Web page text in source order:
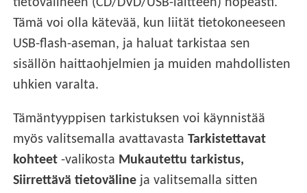
Tämä voi olla kätevää, kun liität tietokoneeseen
USB-flash-aseman, ja haluat tarkistaa sen
sisällön haittaohjelmien ja muiden mahdollisten
uhkien varalta.
Tämäntyyppisen tarkistuksen voi käynnistää
myös valitsemalla avattavastaTarkistettavat
kohteet -valikosta Mukautettu tarkistus,
Siirrettävä tietoväline ja valitsemalla sitten